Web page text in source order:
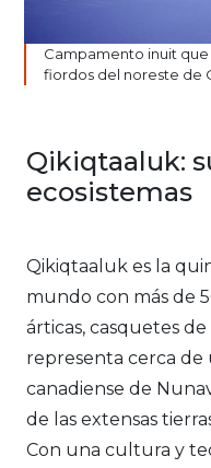
Campamento inuit
fiordos del noreste de
Qikiqtaaluk:
ecosistemas
Qikiqtaaluk es la
mundo con más de
árticas, casquetes
representa cerca
canadiense de
de las extensas
Con una cultura y